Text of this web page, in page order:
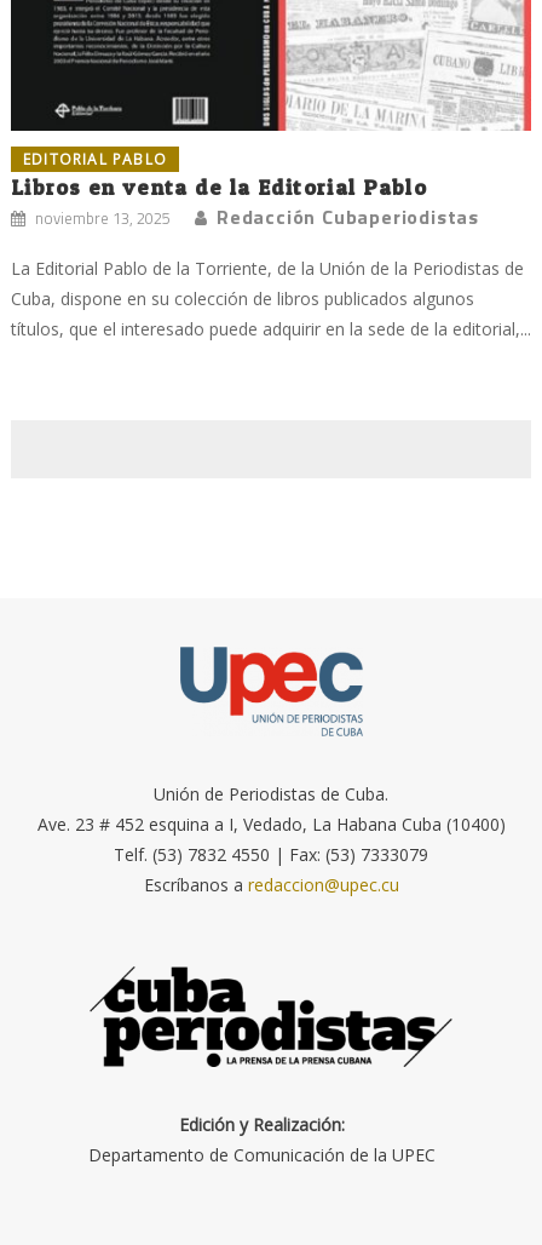
EDITORIAL PABLO
Libros en venta de la Editorial Pablo
noviembre 13, 2025 Redacción Cubaperiodistas
La Editorial Pablo de la Torriente, de la Unión de la Periodistas de
Cuba, dispone en su colección de libros publicados algunos
títulos, que el interesado puede adquirir en la sede de la editorial,...
Unión de Periodistas de Cuba.
Ave. 23 # 452 esquina a I, Vedado, La Habana Cuba (10400)
Telf. (53) 7832 4550 | Fax: (53) 7333079
Escríbanos a redaccion@upec.cu
Edición y Realización:
Departamento de Comunicación de la UPEC